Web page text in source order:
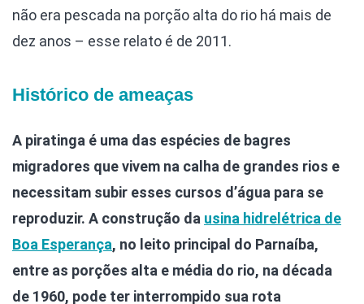
não era pescada na porção alta do rio há mais de
dez anos – esse relato é de 2011.
Histórico de ameaças
A piratinga é uma das espécies de bagres
migradores que vivem na calha de grandes rios e
necessitam subir esses cursos d’água para se
reproduzir. A construção da usina hidrelétrica de
Boa Esperança, no leito principal do Parnaíba,
entre as porções alta e média do rio, na década
de 1960, pode ter interrompido sua rota